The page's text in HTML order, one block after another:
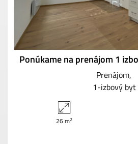
Ponúkame na prenájom 1
Prenájom
1-izbový byt
26 m2